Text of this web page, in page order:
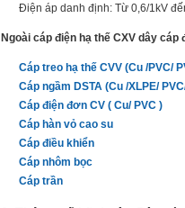
Điện áp danh định: Từ 0,6/1kV
Ngoài cáp điện hạ thế CXV dây
Cáp treo hạ thế CVV (Cu /PVC/
Cáp ngầm DSTA (Cu /XLPE/
Cáp điện đơn CV ( Cu/ PVC )
Cáp hàn vỏ cao su
Cáp điều khiển
Cáp nhôm bọc
Cáp trần